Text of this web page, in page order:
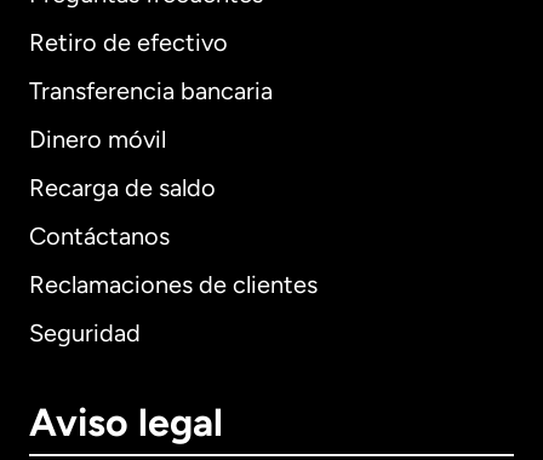
Retiro de efectivo
Transferencia bancaria
Dinero móvil
Recarga de saldo
Contáctanos
Reclamaciones de clientes
Seguridad
Aviso legal